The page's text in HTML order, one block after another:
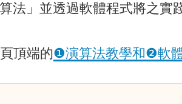
法」並透過軟體程式將之
頂端的❶演算法教學和❷軟